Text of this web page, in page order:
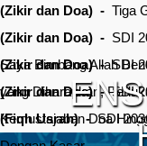
(Zikir dan Doa) - Tiga
(Zikir dan Doa) - SDI
Saya Bimbang Allah
(Zikir dan Doa) -SDI
yang Diharapkan,
(Zikir dan Doa) -SDI
Kemustajaban Doa
(Fiqh Usrah) -SDI